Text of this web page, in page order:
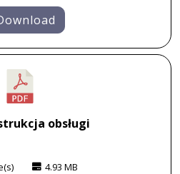
obsługi
4.93 MB